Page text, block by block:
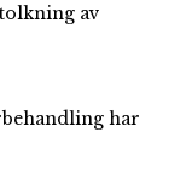
av
har